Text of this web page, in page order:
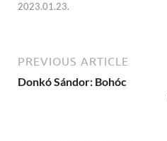
2023.01.23.
PREVIOUS ARTICLE
Donkó Sándor: Bohóc